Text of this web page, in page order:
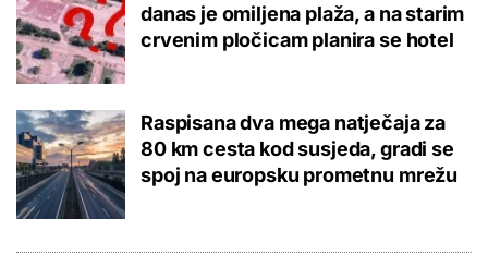
danas je omiljena plaža, a na starim
crvenim pločicam planira se hotel
Raspisana dva mega natječaja za
80 km cesta kod susjeda, gradi se
spoj na europsku prometnu mrežu